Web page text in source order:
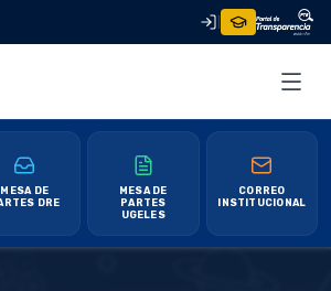
MESA DE
DRE
MESA DE
PARTES
UGELES
CORREO
INSTITUCIONAL